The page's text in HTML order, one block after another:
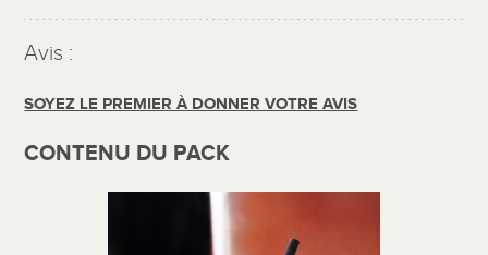
Avis :
SOYEZ LE PREMIER À DONNER VOTRE AVIS
CONTENU DU PACK